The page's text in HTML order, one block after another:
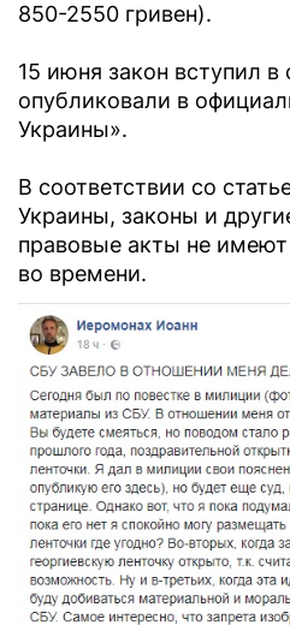
850-2550 гривен).
15 июня закон вступил
опубликовали в
Украины».
В соответствии со
Украины, законы и
правовые акты не имеют
во времени.